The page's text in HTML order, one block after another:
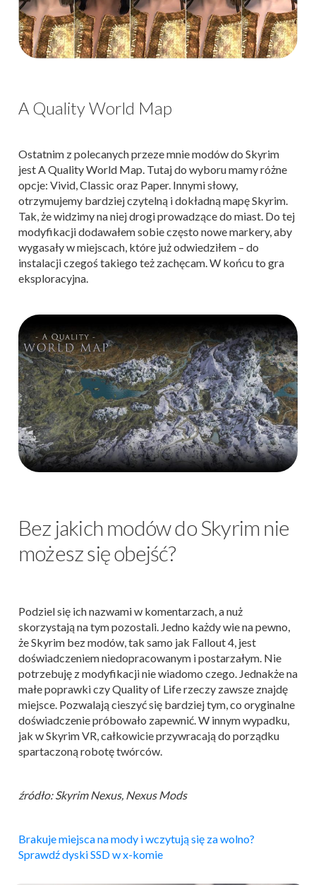
A Quality World Map
Ostatnim z polecanych przeze mnie modów do Skyrim
jest A Quality World Map. Tutaj do wyboru mamy różne
opcje: Vivid, Classic oraz Paper. Innymi słowy,
otrzymujemy bardziej czytelną i dokładną mapę Skyrim.
Tak, że widzimy na niej drogi prowadzące do miast. Do tej
modyfikacji dodawałem sobie często nowe markery, aby
wygasały w miejscach, które już odwiedziłem – do
instalacji czegoś takiego też zachęcam. W końcu to gra
eksploracyjna.
Bez jakich modów do Skyrim nie
możesz się obejść?
Podziel się ich nazwami w komentarzach, a nuż
skorzystają na tym pozostali. Jedno każdy wie na pewno,
że Skyrim bez modów, tak samo jak Fallout 4, jest
doświadczeniem niedopracowanym i postarzałym. Nie
potrzebuję z modyfikacji nie wiadomo czego. Jednakże na
małe poprawki czy Quality of Life rzeczy zawsze znajdę
miejsce. Pozwalają cieszyć się bardziej tym, co oryginalne
doświadczenie próbowało zapewnić. W innym wypadku,
jak w Skyrim VR, całkowicie przywracają do porządku
spartaczoną robotę twórców.
źródło: Skyrim Nexus, Nexus Mods
Brakuje miejsca na mody i wczytują się za wolno?
Sprawdź dyski SSD w x-komie